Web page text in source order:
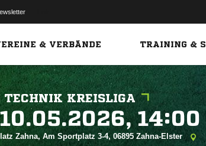
& VERBÄNDE TRAINING &
TECHNIK KREISLIGA

Zahna, Am Sportplatz 3-4, 06895 Zahna-Elster